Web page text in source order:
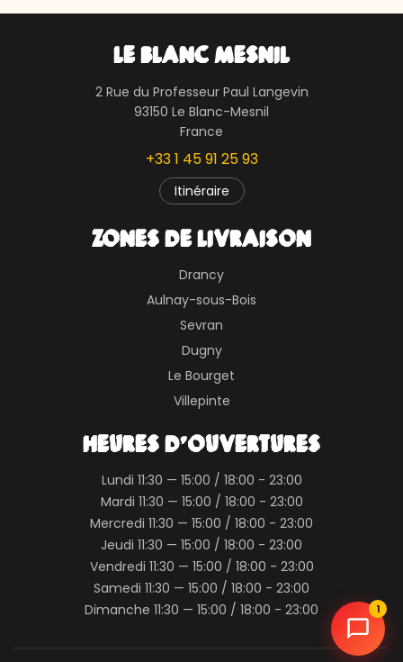
LE BLANC MESNIL
2 Rue du Professeur Paul Langevin
93150 Le Blanc-Mesnil
France
+33 1 45 91 25 93
Itinéraire
ZONES DE LIVRAISON
Drancy
Aulnay-sous-Bois
Sevran
Dugny
Le Bourget
Villepinte
HEURES D'OUVERTURES
Lundi 11:30 — 15:00 / 18:00 - 23:00
Mardi 11:30 — 15:00 / 18:00 - 23:00
Mercredi 11:30 — 15:00 / 18:00 - 23:00
Jeudi 11:30 — 15:00 / 18:00 - 23:00
Vendredi 11:30 — 15:00 / 18:00 - 23:00
Samedi 11:30 — 15:00 / 18:00 - 23:00
Dimanche 11:30 — 15:00 / 18:00 - 23:00
1